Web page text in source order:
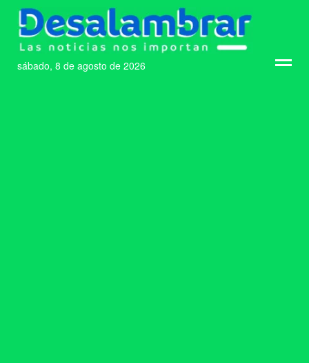
sábado, 8 de agosto de 2026